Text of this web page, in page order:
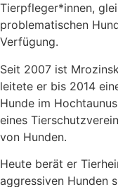
Tierpfleger*innen,
problematischen
Verfügung.
Seit 2007 ist
leitete er bis 2014
Hunde im
eines
von Hunden.
Heute berät er
aggressiven Hunden